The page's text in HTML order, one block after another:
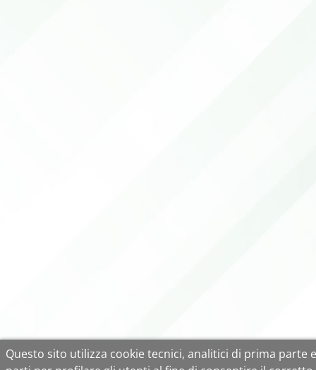
Questo sito utilizza cookie tecnici, analitici di prima parte